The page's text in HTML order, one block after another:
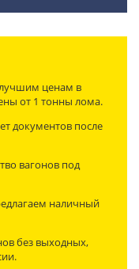
ценам в
от 1 тонны лома.
документов после
вагонов под
наличный
без выходных,